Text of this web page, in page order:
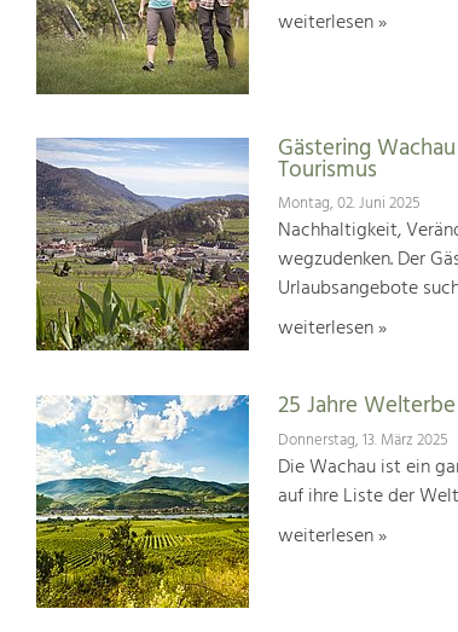
weiterlesen »
Gästering
Tourismus
Montag, 02. Juni 2025
Nachhaltigkeit,
wegzudenken. Der
Urlaubsangebote
weiterlesen »
25 Jahre
Donnerstag, 13. März 2025
Die Wachau ist ein
auf ihre Liste der
weiterlesen »